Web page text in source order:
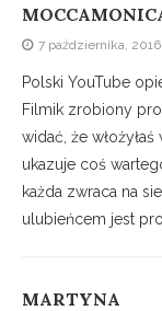
7 października,
Polski YouTube
Filmik zrobiony
widać, że
ukazuje coś
każda zwraca na
ulubieńcem jest
MARTYNA